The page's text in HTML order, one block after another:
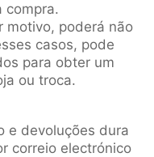
compra.
motivo, poderá não
casos, pode
para obter um
ou troca.
e devoluções dura
correio electrónico